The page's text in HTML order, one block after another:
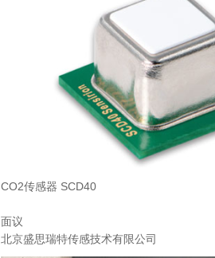
CO2传感器 SCD40
面议
北京盛思瑞特传感技术有限公司